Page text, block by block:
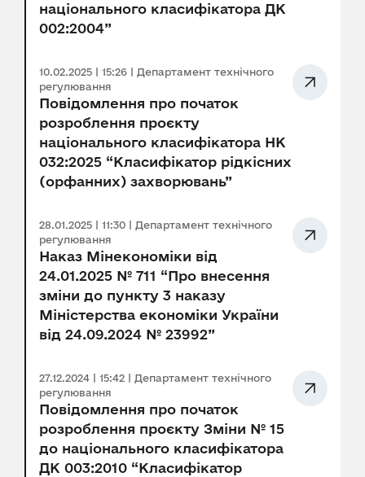
національного класифікатора ДК
002:2004”
10.02.2025 | 15:26 | Департамент технічного
регулювання
Повідомлення про початок
розроблення проєкту
національного класифікатора НК
032:2025 “Класифікатор рідкісних
(орфанних) захворювань”
28.01.2025 | 11:30 | Департамент технічного
регулювання
Наказ Мінекономіки від
24.01.2025 № 711 “Про внесення
зміни до пункту 3 наказу
Міністерства економіки України
від 24.09.2024 № 23992”
27.12.2024 | 15:42 | Департамент технічного
регулювання
Повідомлення про початок
розроблення проєкту Зміни № 15
до національного класифікатора
ДК 003:2010 “Класифікатор